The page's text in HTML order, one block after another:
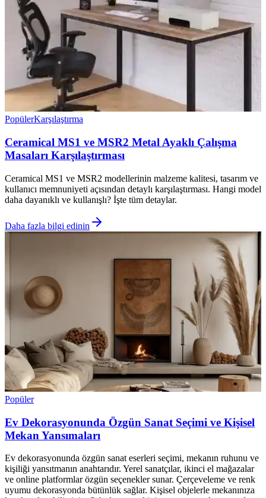
PopülerKarşılaştırma
Ceramical MS1 ve MSR2 Metal Ayaklı Çalışma
Masaları Karşılaştırması
Ceramical MS1 ve MSR2 modellerinin malzeme kalitesi, tasarım ve
kullanıcı memnuniyeti açısından detaylı karşılaştırması. Hangi model
daha dayanıklı ve kullanışlı? İşte tüm detaylar.
Daha fazla bilgi edinin
Popüler
Ev Dekorasyonunda Özgün Sanat Seçimi ve Kişisel
Mekan Yansımaları
Ev dekorasyonunda özgün sanat eserleri seçimi, mekanın ruhunu ve
kişiliği yansıtmanın anahtarıdır. Yerel sanatçılar, ikinci el mağazalar
ve online platformlar özgün seçenekler sunar. Çerçeveleme ve renk
uyumu dekorasyonda bütünlük sağlar. Kişisel objelerle mekanınıza